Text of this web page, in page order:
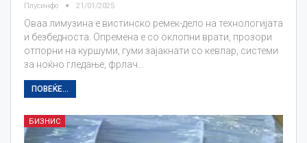
Плусинфо 21/01/2025
Оваа лимузина е вистинско ремек-дело на технологијата
и безбедноста. Опремена е со оклопни врати, прозори
отпорни на куршуми, гуми зајакнати со кевлар, системи
за ноќно гледање, фрлач…
ПОВЕЌЕ...
БИЗНИС